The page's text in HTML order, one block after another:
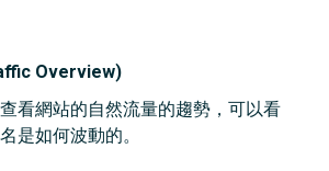
Overview)
看網站的自然流量的趨勢，可以看
是如何波動的。